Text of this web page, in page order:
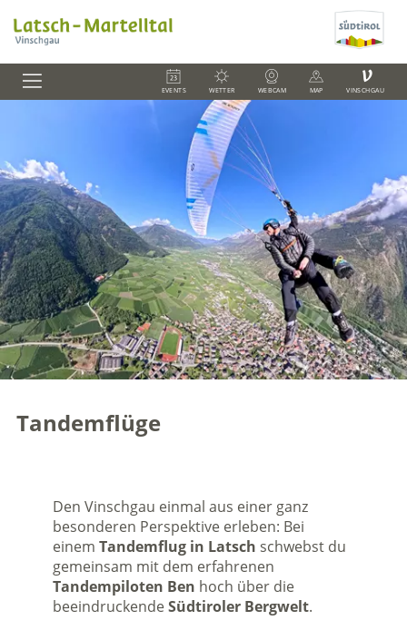
EVENTS WETTER WEBCAM MAP
V
VINSCHGAU
Tandemflüge
Den Vinschgau einmal aus einer ganz
besonderen Perspektive erleben: Bei
einem Tandemflug in Latsch schwebst du
gemeinsam mit dem erfahrenen
Tandempiloten Ben hoch über die
beeindruckendeSüdtiroler Bergwelt.